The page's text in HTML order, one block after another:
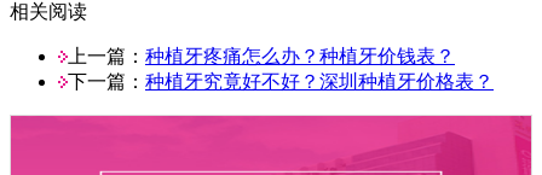
相关阅读
上一篇： 种植牙疼痛怎么办？种植牙价钱表？
下一篇： 种植牙究竟好不好？深圳种植牙价格表？